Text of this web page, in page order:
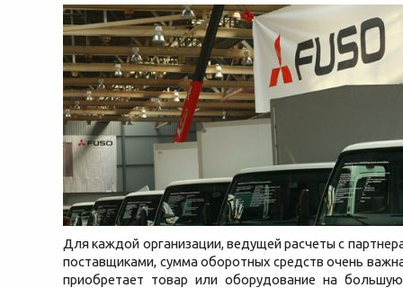
Для каждой организации, ведущей расчеты с
поставщиками, сумма оборотных средств очень
приобретает товар или оборудование на